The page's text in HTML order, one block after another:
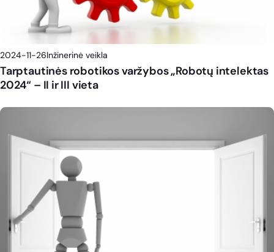
2024-11-26Inžinerinė veikla
Tarptautinės robotikos varžybos „Robotų intelektas
2024“ – II ir III vieta